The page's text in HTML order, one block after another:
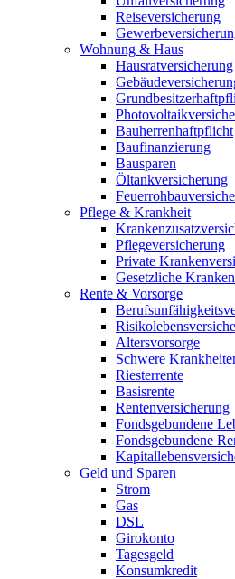
Reiseversicherung
Wohnung & Haus
Hausratversicherung
Bauherrenhaftpflicht
Baufinanzierung
Bausparen
Öltankversicherung
Pflege & Krankheit
Pflegeversicherung
Private
Gesetzliche
Rente & Vorsorge
Altersvorsorge
Schwere
Riesterrente
Basisrente
Rentenversicherung
Fondsgebundene
Fondsgebundene
Geld und Sparen
Strom
Gas
DSL
Girokonto
Tagesgeld
Konsumkredit